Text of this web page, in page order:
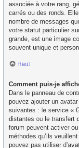
associée à votre rang,
carrés ou des ronds.
nombre de messages
votre statut particulier
grande, est une image
souvent unique et
Haut
Comment puis-je
Dans le panneau de
pouvez ajouter un
suivantes : le service «
distantes ou le transfert
forum peuvent activer
méthodes qu’ils
pouvez pas utiliser